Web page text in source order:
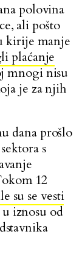
polovina
ali pošto
kirije manje
plaćanje
mnogi nisu
je za njih
dana prošlo
s
12
su se vesti
iznosu od